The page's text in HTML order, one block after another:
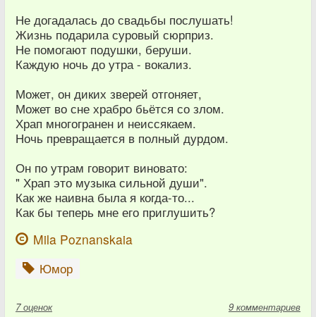
Не догадалась до свадьбы послушать!
Жизнь подарила суровый сюрприз.
Не помогают подушки, беруши.
Каждую ночь до утра - вокализ.
Может, он диких зверей отгоняет,
Может во сне храбро бьётся со злом.
Храп многогранен и неиссякаем.
Ночь превращается в полный дурдом.
Он по утрам говорит виновато:
" Храп это музыка сильной души".
Как же наивна была я когда-то...
Как бы теперь мне его приглушить?
Mila Poznanskaia
Юмор
7 оценок 9 комментариев